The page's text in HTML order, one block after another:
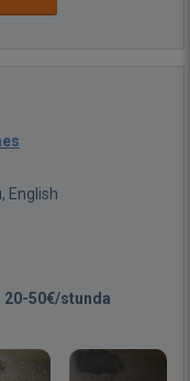
English
20-50€/stunda